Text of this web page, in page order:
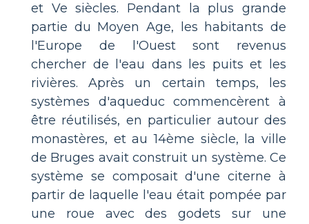
et Ve siècles. Pendant la plus grande
partie du Moyen Age, les habitants de
l'Europe de l'Ouest sont revenus
chercher de l'eau dans les puits et les
rivières. Après un certain temps, les
systèmes d'aqueduc commencèrent à
être réutilisés, en particulier autour des
monastères, et au 14ème siècle, la ville
de Bruges avait construit un système. Ce
système se composait d'une citerne à
partir de laquelle l'eau était pompée par
une roue avec des godets sur une